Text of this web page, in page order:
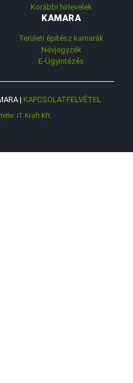
Korábbi hírlevelek
KAMARA
Területi építész kamarák
Névjegyzék
E-Ügyintézés
| KAPCSOLATFELVÉTEL
IT Kraft Kft.